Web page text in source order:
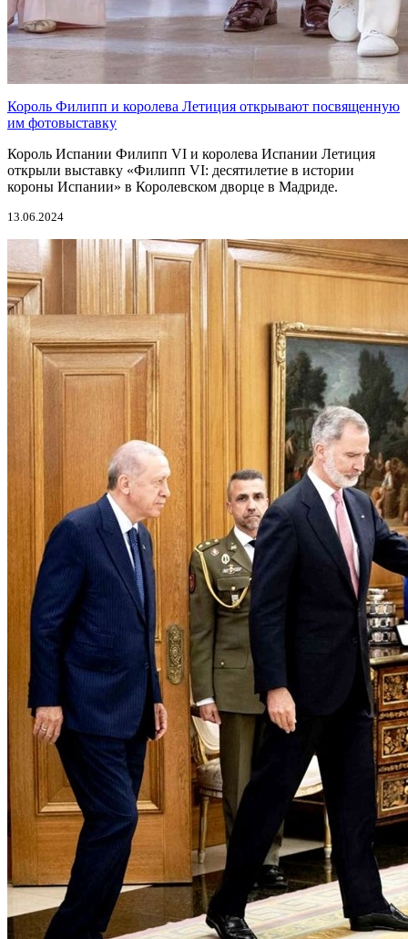
Король Филипп и королева Летиция открывают посвященную
им фотовыставку
Король Испании Филипп VI и королева Испании Летиция
открыли выставку «Филипп VI: десятилетие в истории
короны Испании» в Королевском дворце в Мадриде.
13.06.2024